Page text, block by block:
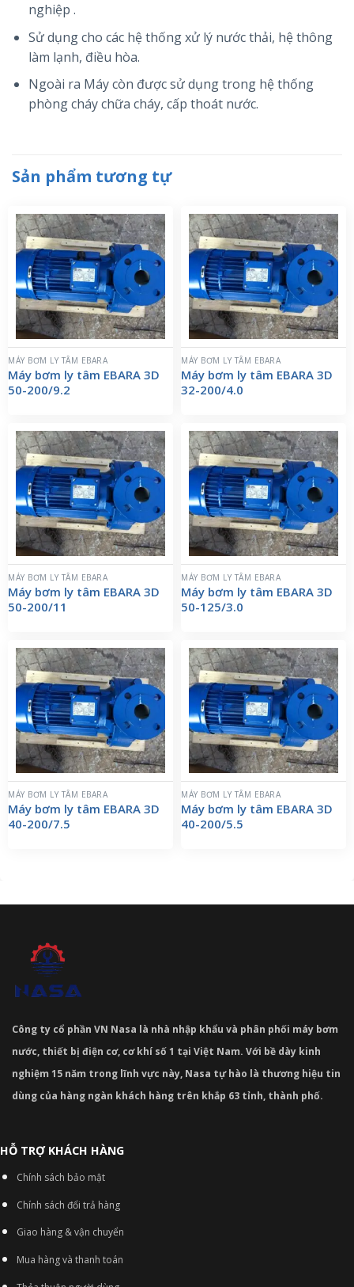
nghiệp .
Sử dụng cho các hệ thống xử lý nước thải, hệ thông
làm lạnh, điều hòa.
Ngoài ra Máy còn được sử dụng trong hệ thống
phòng cháy chữa cháy, cấp thoát nước.
Sản phẩm tương tự
MÁY BƠM LY TÂM EBARA
Máy bơm ly tâm EBARA 3D
50-200/9.2
MÁY BƠM LY TÂM EBARA
Máy bơm ly tâm EBARA 3D
32-200/4.0
MÁY BƠM LY TÂM EBARA
Máy bơm ly tâm EBARA 3D
50-200/11
MÁY BƠM LY TÂM EBARA
Máy bơm ly tâm EBARA 3D
50-125/3.0
MÁY BƠM LY TÂM EBARA
Máy bơm ly tâm EBARA 3D
40-200/7.5
MÁY BƠM LY TÂM EBARA
Máy bơm ly tâm EBARA 3D
40-200/5.5
Công ty cổ phần VN Nasa là nhà nhập khẩu và phân phối máy bơm
nước, thiết bị điện cơ, cơ khí số 1 tại Việt Nam. Với bề dày kinh
nghiệm 15 năm trong lĩnh vực này, Nasa tự hào là thương hiệu tin
dùng của hàng ngàn khách hàng trên khắp 63 tỉnh, thành phố.
HỖ TRỢ KHÁCH HÀNG
Chính sách bảo mật
Chính sách đổi trả hàng
Giao hàng & vận chuyển
Mua hàng và thanh toán